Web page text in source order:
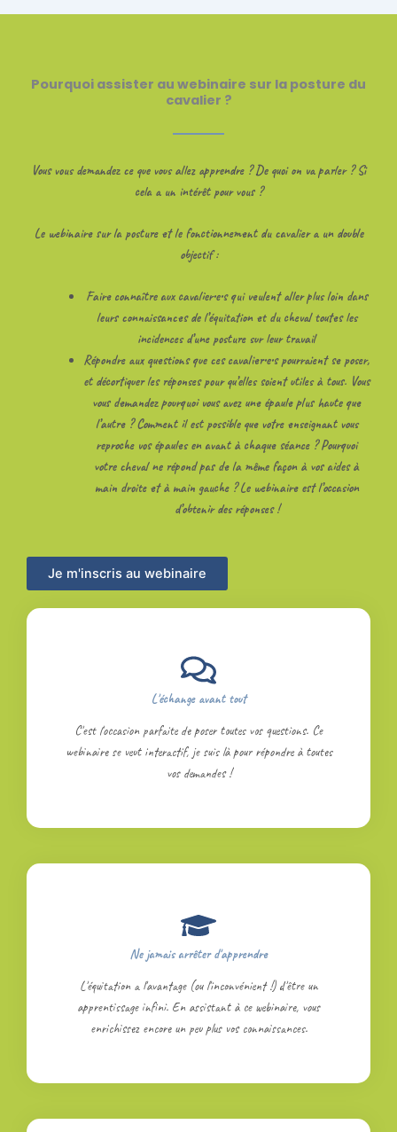
Pourquoi assister au webinaire sur la posture du
cavalier ?
Vous vous demandez ce que vous allez apprendre ? De quoi on va parler ? Si
cela a un intérêt pour vous ?
Le webinaire sur la posture et le fonctionnement du cavalier a un double
objectif :
Faire connaître aux cavalier•e•s qui veulent aller plus loin dans
leurs connaissances de l’équitation et du cheval toutes les
incidences d’une posture sur leur travail
Répondre aux questions que ces cavalier•e•s pourraient se poser,
et décortiquer les réponses pour qu’elles soient utiles à tous. Vous
vous demandez pourquoi vous avez une épaule plus haute que
l’autre ? Comment il est possible que votre enseignant vous
reproche vos épaules en avant à chaque séance ? Pourquoi
votre cheval ne répond pas de la même façon à vos aides à
main droite et à main gauche ? Le webinaire est l’occasion
d’obtenir des réponses !
Je m'inscris au webinaire
L'échange avant tout
C'est l'occasion parfaite de poser toutes vos questions. Ce
webinaire se veut interactif, je suis là pour répondre à toutes
vos demandes !
Ne jamais arrêter d'apprendre
L'équitation a l'avantage (ou l'inconvénient !) d'être un
apprentissage infini. En assistant à ce webinaire, vous
enrichissez encore un peu plus vos connaissances.